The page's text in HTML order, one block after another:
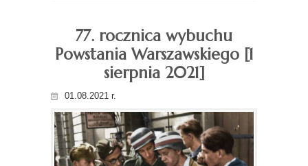
77. rocznica wybuchu
Powstania Warszawskiego [1
sierpnia 2021]
01.08.2021 r.